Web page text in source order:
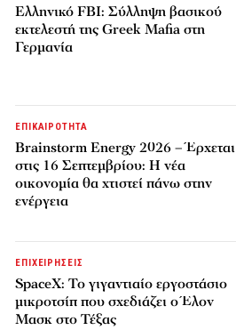
Ελληνικό FBI: Σύλληψη βασικού
εκτελεστή της Greek Mafia στη
Γερμανία
ΕΠΙΚΑΙΡΟΤΗΤΑ
Brainstorm Energy 2026 – Έρχεται
στις 16 Σεπτεμβρίου: Η νέα
οικονομία θα χτιστεί πάνω στην
ενέργεια
ΕΠΙΧΕΙΡΗΣΕΙΣ
SpaceX: Το γιγαντιαίο εργοστάσιο
μικροτσίπ που σχεδιάζει ο Έλον
Μασκ στο Τέξας